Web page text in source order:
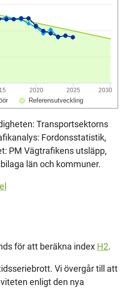
Referensutveckling
2020 2025 2030
Transportsektorns
Fordonsstatistik,
PM Vägtrafikens utsläpp,
län och kommuner.
för att beräkna index H2.
Vi övergår till att
enligt den nya